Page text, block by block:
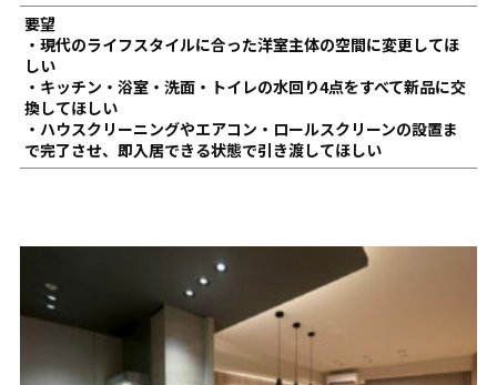
要望
・現代のライフスタイルに合った洋室主体の空間に変更してほ
しい
・キッチン・浴室・洗面・トイレの水回り4点をすべて新品に交
換してほしい
・ハウスクリーニングやエアコン・ロールスクリーンの設置ま
で完了させ、即入居できる状態で引き渡してほしい